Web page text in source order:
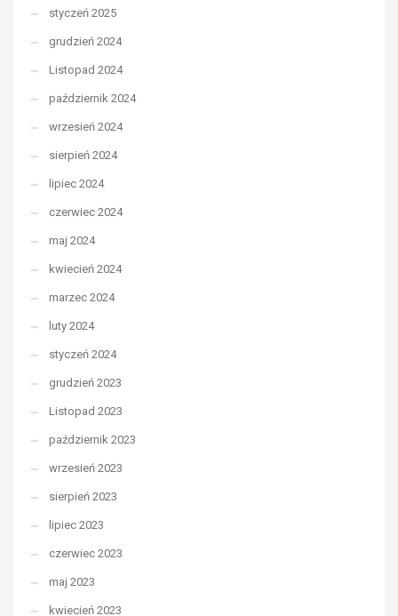
styczeń 2025
grudzień 2024
Listopad 2024
październik 2024
wrzesień 2024
sierpień 2024
lipiec 2024
czerwiec 2024
maj 2024
kwiecień 2024
marzec 2024
luty 2024
styczeń 2024
grudzień 2023
Listopad 2023
październik 2023
wrzesień 2023
sierpień 2023
lipiec 2023
czerwiec 2023
maj 2023
kwiecień 2023